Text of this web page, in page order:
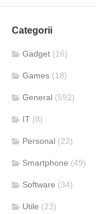
Categorii
Gadget (16)
Games (18)
General (592)
IT (8)
Personal (22)
Smartphone (49)
Software (34)
Utile (23)